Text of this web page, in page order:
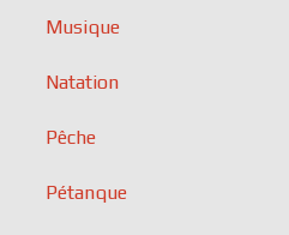
Musique
Natation
Pêche
Pétanque